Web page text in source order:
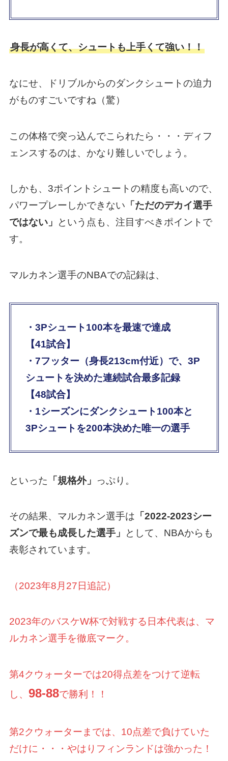
身長が高くて、シュートも上手くて強い！！
なにせ、ドリブルからのダンクシュートの迫力
がものすごいですね（驚）
この体格で突っ込んでこられたら・・・ディフ
ェンスするのは、かなり難しいでしょう。
しかも、3ポイントシュートの精度も高いので、
パワープレーしかできない 「ただのデカイ選手
ではない」
という点も、注目すべきポイントで
す。
マルカネン選手のNBAでの記録は、
・3Pシュート100本を最速で達成
【41試合】
・7フッター（身長213cm付近）で、3P
シュートを決めた連続試合最多記録
【48試合】
・1シーズンにダンクシュート100本と
3Pシュートを200本決めた唯一の選手
といった 「規格外」 っぷり。
その結果、マルカネン選手は 「2022-2023シー
ズンで最も成長した選手」
として、NBAからも
表彰されています。
（2023年8月27日追記）
2023年のバスケW杯で対戦する日本代表は、マ
ルカネン選手を徹底マーク。
第4クウォーターでは20得点差をつけて逆転
し、 98-88で勝利！！
第2クウォーターまでは、10点差で負けていた
だけに・・・やはりフィンランドは強かった！